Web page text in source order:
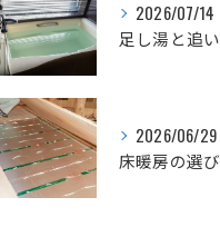
2026/07/14
2026/06/29
床暖房の選